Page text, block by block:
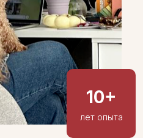
10+
лет опыта